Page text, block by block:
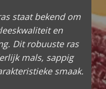
staat bekend om
en
Dit robuuste ras
mals, sappig
smaak.